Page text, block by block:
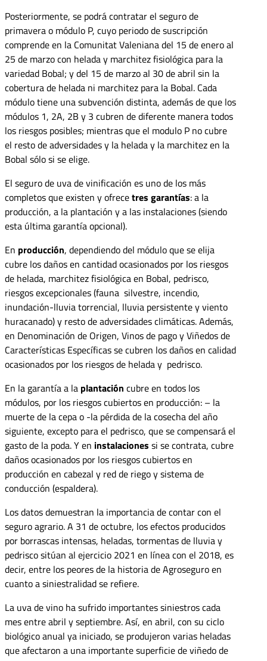
Posteriormente, se podrá contratar el seguro de
primavera o módulo P, cuyo periodo de suscripción
comprende en la Comunitat Valeniana del 15 de enero al
25 de marzo con helada y marchitez fisiológica para la
variedad Bobal; y del 15 de marzo al 30 de abril sin la
cobertura de helada ni marchitez para la Bobal. Cada
módulo tiene una subvención distinta, además de que los
módulos 1, 2A, 2B y 3 cubren de diferente manera todos
los riesgos posibles; mientras que el modulo P no cubre
el resto de adversidades y la helada y la marchitez en la
Bobal sólo si se elige.
El seguro de uva de vinificación es uno de los más
completos que existen y ofrecetres garantías: a la
producción, a la plantación y a las instalaciones (siendo
esta última garantía opcional).
En producción, dependiendo del módulo que se elija
cubre los daños en cantidad ocasionados por los riesgos
de helada, marchitez fisiológica en Bobal, pedrisco,
riesgos excepcionales (fauna silvestre, incendio,
inundación-lluvia torrencial, lluvia persistente y viento
huracanado) y resto de adversidades climáticas. Además,
en Denominación de Origen, Vinos de pago y Viñedos de
Características Específicas se cubren los daños en calidad
ocasionados por los riesgos de helada y pedrisco.
En la garantía a la plantación cubre en todos los
módulos, por los riesgos cubiertos en producción: – la
muerte de la cepa o -la pérdida de la cosecha del año
siguiente, excepto para el pedrisco, que se compensará el
gasto de la poda. Y en instalaciones si se contrata, cubre
daños ocasionados por los riesgos cubiertos en
producción en cabezal y red de riego y sistema de
conducción (espaldera).
Los datos demuestran la importancia de contar con el
seguro agrario. A 31 de octubre, los efectos producidos
por borrascas intensas, heladas, tormentas de lluvia y
pedrisco sitúan al ejercicio 2021 en línea con el 2018, es
decir, entre los peores de la historia de Agroseguro en
cuanto a siniestralidad se refiere.
La uva de vino ha sufrido importantes siniestros cada
mes entre abril y septiembre. Así, en abril, con su ciclo
biológico anual ya iniciado, se produjeron varias heladas
que afectaron a una importante superficie de viñedo de